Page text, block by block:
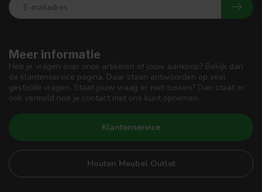
Meer informatie
Heb je vragen over onze artikelen of jouw aankoop? Bekijk dan
de klantenservice pagina. Daar staan antwoorden op veel
gestelde vragen. Staat jouw vraag er niet tussen? Dan staat er
ook vermeld hoe je contact met ons kunt opnemen.
Klantenservice
Houten Meubel Outlet